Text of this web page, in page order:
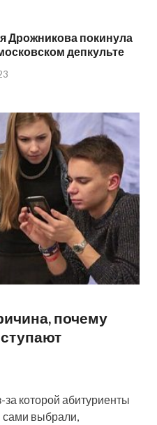
Дрожникова покинула
депкульте
почему
которой абитуриенты
сами выбрали,